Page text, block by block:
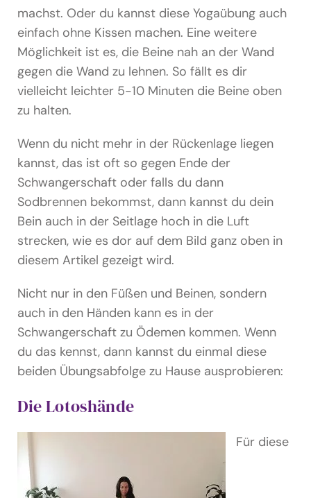
machst. Oder du kannst diese Yogaübung auch
einfach ohne Kissen machen. Eine weitere
Möglichkeit ist es, die Beine nah an der Wand
gegen die Wand zu lehnen. So fällt es dir
vielleicht leichter 5-10 Minuten die Beine oben
zu halten.
Wenn du nicht mehr in der Rückenlage liegen
kannst, das ist oft so gegen Ende der
Schwangerschaft oder falls du dann
Sodbrennen bekommst, dann kannst du dein
Bein auch in der Seitlage hoch in die Luft
strecken, wie es dor auf dem Bild ganz oben in
diesem Artikel gezeigt wird.
Nicht nur in den Füßen und Beinen, sondern
auch in den Händen kann es in der
Schwangerschaft zu Ödemen kommen. Wenn
du das kennst, dann kannst du einmal diese
beiden Übungsabfolge zu Hause ausprobieren:
Die Lotoshände
Für diese